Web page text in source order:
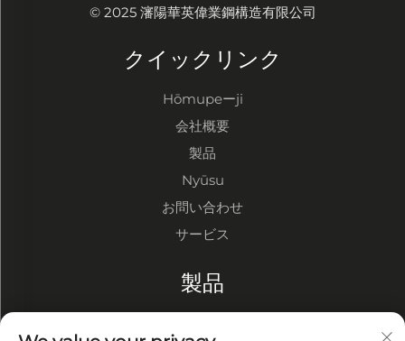
© 2025 瀋陽華英偉業鋼構造有限公司
クイックリンク
Hōmupeーji
会社概要
製品
Nyūsu
お問い合わせ
サービス
製品